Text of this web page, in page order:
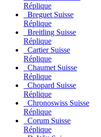
Réplique
Breguet Suisse
Réplique
Breitling Suisse
Réplique
Cartier Suisse
Réplique
Chaumet Suisse
Réplique
Chopard Suisse
Réplique
Chronoswiss Suisse
Réplique
Corum Suisse
Réplique